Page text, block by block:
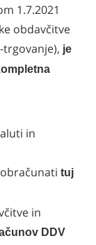
1.7.2021
obdavčitve
trgovanje), je
in
tuj
in
DDV